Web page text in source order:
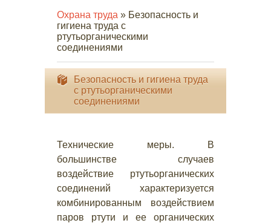
Охрана труда » Безопасность и
гигиена труда с
ртутьорганическими
соединениями
Безопасность и гигиена труда
с ртутьорганическими
соединениями
Технические меры. В
большинстве случаев
воздействие ртутьорганических
соединений характеризуется
комбинированным воздействием
паров ртути и ее органических